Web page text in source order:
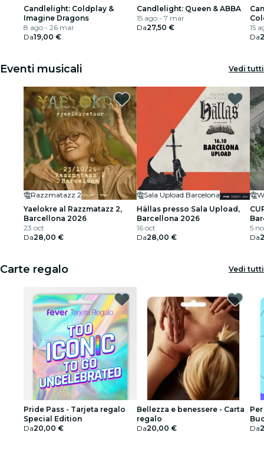
Candlelight: Coldplay &
Imagine Dragons
8 ago - 26 mar
Da19,00 €
Candlelight: Queen & ABBA
15 ago - 7 mar
Da27,50 €
15
Da
Eventi musicali Vedi tutti
Razzmatazz 2
Yaelokre al Razzmatazz 2,
Barcellona 2026
23 oct
Da28,00 €
Sala Upload Barcelona
Hällas presso Sala Upload,
Barcellona 2026
16 oct
Da28,00 €
5
Da
Carte regalo Vedi tutti
Pride Pass - Tarjeta regalo
Special Edition
Da20,00 €
Bellezza e benessere - Carta
regalo
Da20,00 €
Da